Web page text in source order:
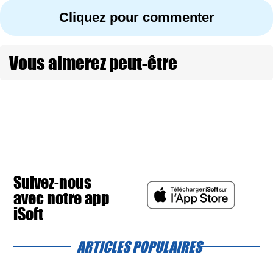
Cliquez pour commenter
Vous aimerez peut-être
Suivez-nous
avec notre app
iSoft
ARTICLES POPULAIRES